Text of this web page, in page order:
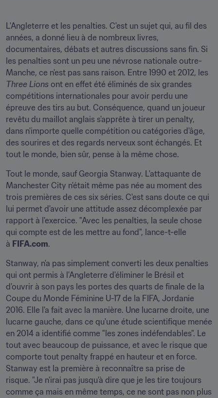
L'Angleterre et les penalties. C'est un sujet qui, au fil des
années, a donné lieu à de nombreux livres,
documentaires, débats et autres discussions sans fin. Si
les penalties sont un peu une névrose nationale outre-
Three Lions ont en effet été éliminés de six grandes
compétitions internationales pour avoir perdu une
épreuve des tirs au but. Conséquence, quand un joueur
revêtu du maillot anglais s'apprête à tirer un penalty,
dans n'importe quelle compétition ou catégories d'âge,
des sourires et des regards nerveux sont échangés. Et
tout le monde, bien sûr, pense à la même chose.
Tout le monde, sauf Georgia Stanway. L'attaquante de
Manchester City n'était même pas née au moment des
trois premières de ces six séries. C'est sans doute ce qui
lui permet d'avoir une attitude assez décomplexée par
rapport à l'exercice. "Avec les penalties, la seule chose
qui compte est de les mettre au fond", lance-t-elle
à FIFA.com.
Stanway, n'a pas simplement converti les deux penalties
qui ont permis à l'Angleterre d'éliminer le Brésil et
d'ouvrir à son pays les portes des quarts de finale de la
Coupe du Monde Féminine U-17 de la FIFA, Jordanie
2016. Elle l'a fait avec la manière. Une lucarne droite, une
lucarne gauche, dans ce qu'une étude scientifique menée
en 2014 a identifié comme "les zones indéfendables". Le
tout avec beaucoup de puissance, et avec le risque que
comporte tout penalty frappé en hauteur et en force.
Stanway est la première à reconnaître sa prise de
risque. "Je n'irai pas jusqu'à dire que je les tire toujours
comme ça mais en même temps, ce ne sont pas non plus